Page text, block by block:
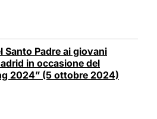
Santo Padre ai giovani
in occasione del
2024” (5 ottobre 2024)